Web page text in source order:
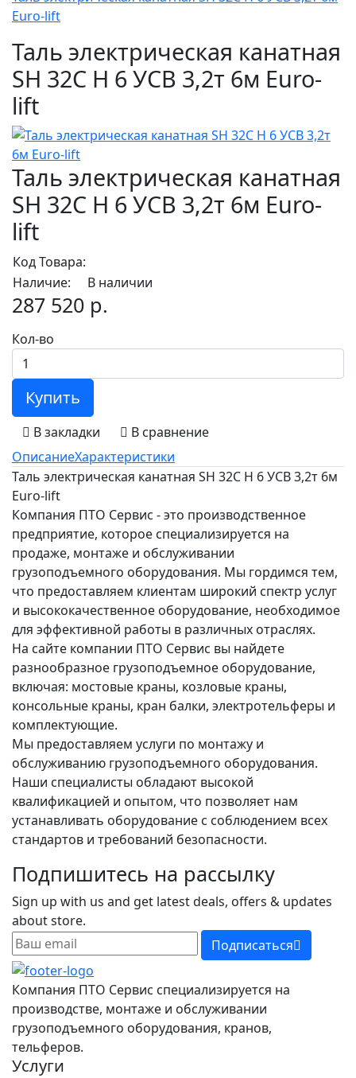
Euro-lift
Таль электрическая канатная
SH 32С H 6 УСВ 3,2т 6м Euro-
lift
Таль электрическая канатная
SH 32С H 6 УСВ 3,2т 6м Euro-
lift
Код Товара:
Наличие:
В наличии
287 520 р.
Кол-во
Купить
В закладки
В сравнение
ОписаниеХарактеристики
Таль электрическая канатная SH 32С H 6 УСВ 3,2т 6м
Euro-lift
Компания ПТО Сервис - это производственное
предприятие, которое специализируется на
продаже, монтаже и обслуживании
грузоподъемного оборудования. Мы гордимся тем,
что предоставляем клиентам широкий спектр услуг
и высококачественное оборудование, необходимое
для эффективной работы в различных отраслях.
На сайте компании ПТО Сервис вы найдете
разнообразное грузоподъемное оборудование,
включая: мостовые краны, козловые краны,
консольные краны, кран балки, электротельферы и
комплектующие.
Мы предоставляем услуги по монтажу и
обслуживанию грузоподъемного оборудования.
Наши специалисты обладают высокой
квалификацией и опытом, что позволяет нам
устанавливать оборудование с соблюдением всех
стандартов и требований безопасности.
Подпишитесь на рассылку
Sign up with us and get latest deals, offers & updates
about store.
Подписаться
Компания ПТО Сервис специализируется на
производстве, монтаже и обслуживании
грузоподъемного оборудования, кранов,
тельферов.
Услуги